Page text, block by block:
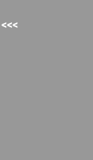
<<<